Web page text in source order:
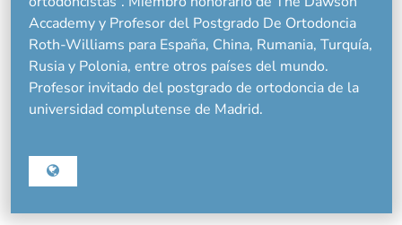
Accademy y Profesor del Postgrado De Ortodoncia
Roth-Williams para España, China, Rumania, Turquía,
Rusia y Polonia, entre otros países del mundo.
Profesor invitado del postgrado de ortodoncia de la
universidad complutense de Madrid.